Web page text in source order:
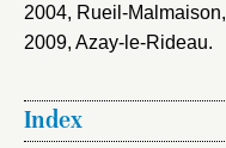
2004, Rueil-
2009, Azay-le-Rideau.
Index